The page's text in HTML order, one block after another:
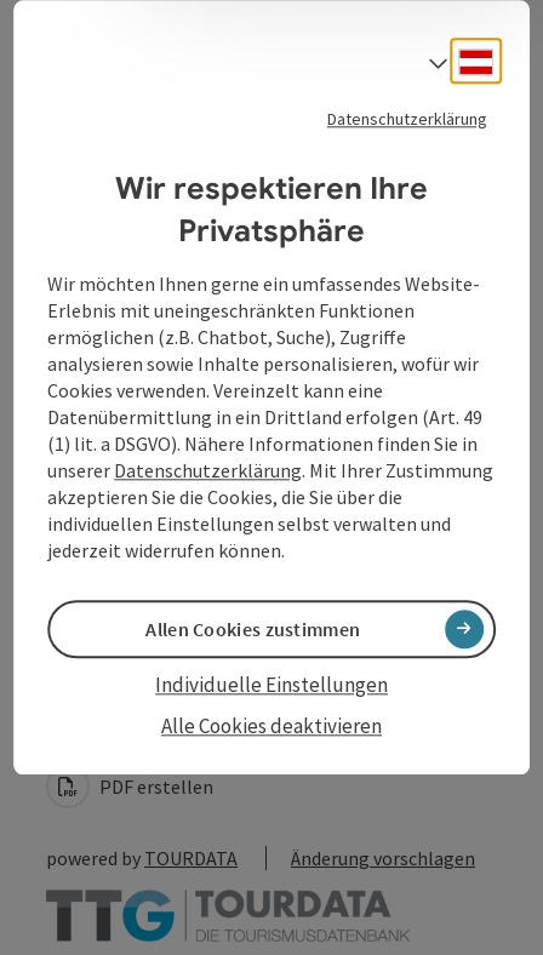
hervorragenden Galabuffet. Die Fahrt führt durch das
winterlich, verschneite Donautal nach Engelhartszell.
Nach dem einstündigen Aufenthalt im Donaumarkt
Dessertbuffet bedienen.
Anmeldung unbedingt erforderlich!
Kontakt
Preise
Eignung
Barrierefreiheit
Beitrag merken
zum Merkzettel
PDF erstellen
Beitrag drucken
In der Nähe
powered by TOURDATA Änderung vorschlagen
Datenschutzerklärung
Wir respektieren Ihre
Privatsphäre
Wir möchten Ihnen gerne ein umfassendes Website-
Erlebnis mit uneingeschränkten Funktionen
ermöglichen (z.B. Chatbot, Suche), Zugriffe
analysieren sowie Inhalte personalisieren, wofür wir
Cookies verwenden. Vereinzelt kann eine
Datenübermittlung in ein Drittland erfolgen (Art. 49
(1) lit. a DSGVO). Nähere Informationen finden Sie in
unserer Datenschutzerklärung. Mit Ihrer Zustimmung
akzeptieren Sie die Cookies, die Sie über die
individuellen Einstellungen selbst verwalten und
jederzeit widerrufen können.
Alle Cookies deaktivieren
Individuelle Einstellungen
Allen Cookies zustimmen